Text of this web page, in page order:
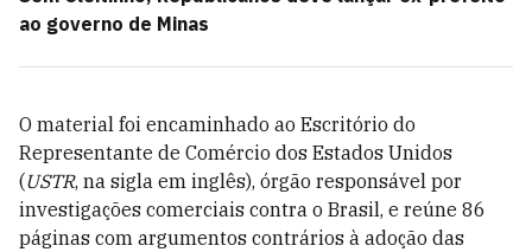
ao governo de Minas
O material foi encaminhado ao Escritório do
Representante de Comércio dos Estados Unidos
(USTR, na sigla em inglês), órgão responsável por
investigações comerciais contra o Brasil, e reúne 86
páginas com argumentos contrários à adoção das